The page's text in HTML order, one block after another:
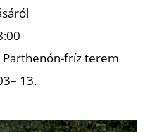
Parthenón-fríz terem
13.